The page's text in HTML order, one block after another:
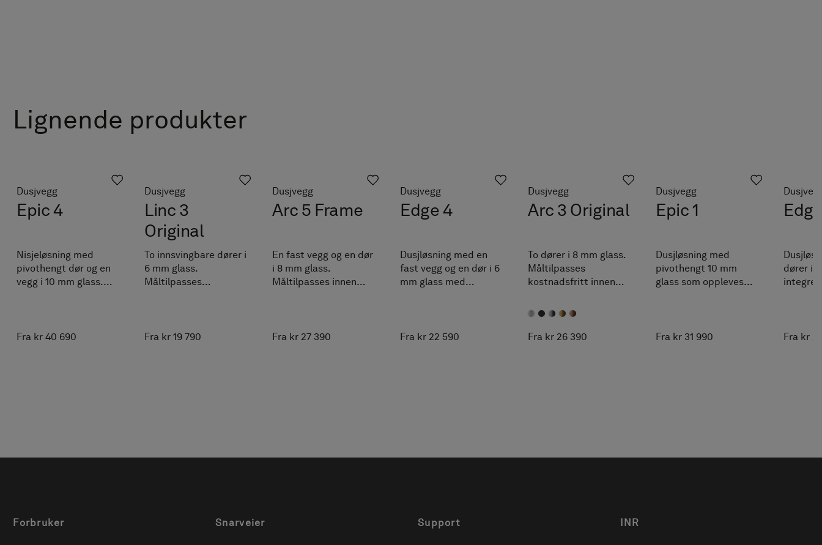
Lignende produkter
Dusjvegg
Epic 4
Nisjeløsning med
pivothengt dør og en
vegg i 10 mm glass.
svingpunktet i gulvet.
Fra kr 40 690
Dusjvegg
Linc 3
Original
To innsvingbare dører i
6 mm glass.
Måltilpasses
Fra kr 19 790
Dusjvegg
Arc 5 Frame
En fast vegg og en dør
i 8 mm glass.
Måltilpasses innen
Fra kr 27 390
Dusjvegg
Edge 4
Dusjløsning med en
fast vegg og en dør i 6
mm glass med
Fra kr 22 590
Dusjvegg
Arc 3 Original
To dører i 8 mm glass.
Måltilpasses
kostnadsfritt innen
Tilpasses enkelt etter
Fra kr 26 390
Dusjvegg
Epic 1
Dusjløsning med
pivothengt 10 mm
glass som oppleves
Måltilpasses innen
Fra kr 31 990
dører i
Fra kr
Forbruker Snarveier Support INR